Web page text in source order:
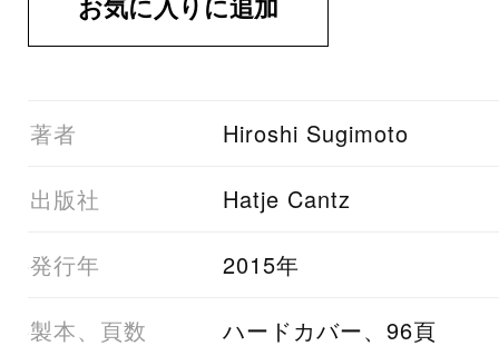
01著者 Hiroshi Sugimoto
03出版社 Hatje Cantz
05発行年 2015年
06製本、頁数 ハードカバー、96頁